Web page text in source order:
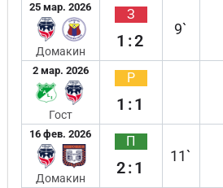
25 мар. 2026
Домакин
З
1:2
9`
2 мар. 2026
Гост
Р
1:1
16 фев. 2026
Домакин
П
2:1
11`